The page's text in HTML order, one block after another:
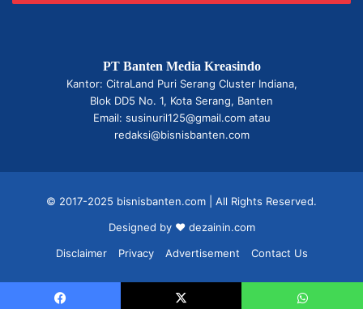
PT Banten Media Kreasindo
Kantor: CitraLand Puri Serang Cluster Indiana,
Blok DD5 No. 1, Kota Serang, Banten
Email: susinuril125@gmail.com atau
redaksi@bisnisbanten.com
© 2017-2025 bisnisbanten.com | All Rights Reserved.
Designed by ❤ dezainin.com
Disclaimer
Privacy Advertisement Contact Us